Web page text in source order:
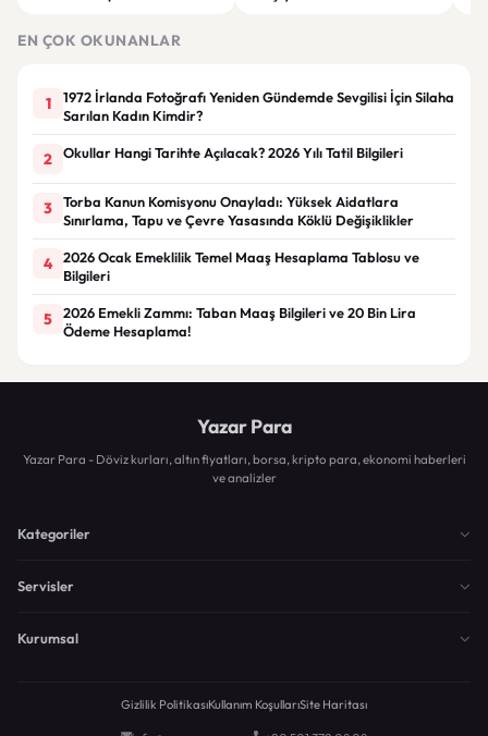
EN ÇOK OKUNANLAR
1
1972 İrlanda Fotoğrafı Yeniden Gündemde Sevgilisi İçin Silaha
Sarılan Kadın Kimdir?
2 Okullar Hangi Tarihte Açılacak? 2026 Yılı Tatil Bilgileri
3
Torba Kanun Komisyonu Onayladı: Yüksek Aidatlara
Sınırlama, Tapu ve Çevre Yasasında Köklü Değişiklikler
4
2026 Ocak Emeklilik Temel Maaş Hesaplama Tablosu ve
Bilgileri
5
2026 Emekli Zammı: Taban Maaş Bilgileri ve 20 Bin Lira
Ödeme Hesaplama!
Yazar Para
Yazar Para - Döviz kurları, altın fiyatları, borsa, kripto para, ekonomi haberleri
ve analizler
Kategoriler
Servisler
Kurumsal
Gizlilik PolitikasıKullanım KoşullarıSite Haritası